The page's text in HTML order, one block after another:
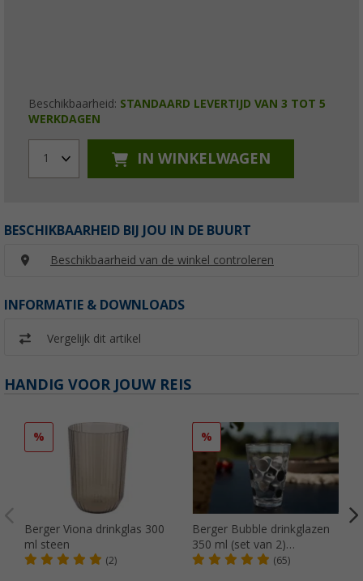
Beschikbaarheid: STANDAARD LEVERTIJD VAN 3 TOT 5
WERKDAGEN
1 IN WINKELWAGEN
BESCHIKBAARHEID BIJ JOU IN DE BUURT
Beschikbaarheid van de winkel controleren
INFORMATIE & DOWNLOADS
Vergelijk dit artikel
HANDIG VOOR JOUW REIS
%
Berger Viona drinkglas 300
ml steen
(2)
%
Berger Bubble drinkglazen
350 ml (set van 2)
zwart/grijs
(65)